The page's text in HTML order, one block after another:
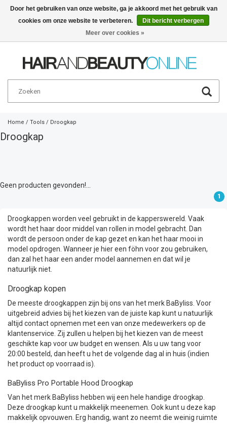
Nederlands €
Home / Tools / Droogkap
Droogkap
Geen producten gevonden!...
1
Droogkappen worden veel gebruikt in de kapperswereld. Vaak
wordt het haar door middel van rollen in model gebracht. Dan
wordt de persoon onder de kap gezet en kan het haar mooi in
model opdrogen. Wanneer je hier een föhn voor zou gebruiken,
dan zal het haar een ander model aannemen en dat wil je
natuurlijk niet.
Droogkap kopen
De meeste droogkappen zijn bij ons van het merk BaByliss. Voor
uitgebreid advies bij het kiezen van de juiste kap kunt u natuurlijk
altijd contact opnemen met een van onze medewerkers op de
klantenservice. Zij zullen u helpen bij het kiezen van de meest
geschikte kap voor uw budget en wensen. Als u uw tang voor
20:00 besteld, dan heeft u het de volgende dag al in huis (indien
het product op voorraad is).
BaByliss Pro Portable Hood Droogkap
Van het merk BaByliss hebben wij een hele handige droogkap.
Deze droogkap kunt u makkelijk meenemen. Ook kunt u deze kap
makkelijk opvouwen. Erg handig, want zo neemt die weinig ruimte
Door het gebruiken van onze website, ga je akkoord met het gebruik van
cookies om onze website te verbeteren.
Dit bericht verbergen
Meer over cookies »